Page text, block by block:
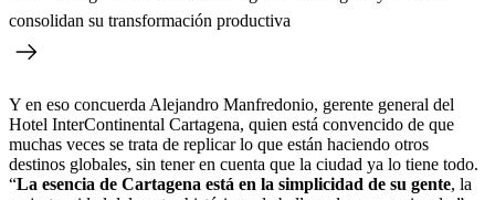
consolidan su transformación productiva
Y en eso concuerda Alejandro Manfredonio, gerente general del
Hotel InterContinental Cartagena, quien está convencido de que
muchas veces se trata de replicar lo que están haciendo otros
destinos globales, sin tener en cuenta que la ciudad ya lo tiene todo.
“La esencia de Cartagena está en la simplicidad de su gente, la